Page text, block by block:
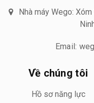
Nhà máy Wego:
Email:
Về chúng tôi
Hồ sơ năng lực